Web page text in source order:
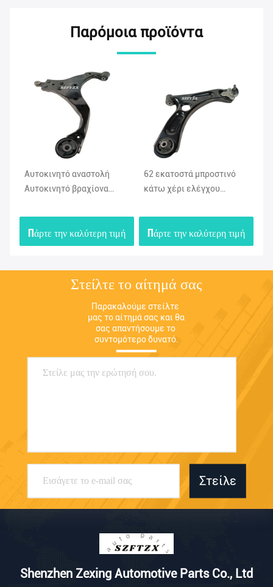
Παρόμοια προϊόντα
Αυτοκινητό αναστολή
Αυτοκινητό βραχίονα
545012E000 Για την
Hyundai του Πεκίνου
Πάρτε την καλύτερη τιμή
62 εκατοστά μπροστινό
κάτω χέρι ελέγχου
Για την Hyundai Kia 2018-
2020
Πάρτε την καλύτερη τιμή
Στείλτε το αίτημά σας
Παρακαλούμε στείλτε
μας το αίτημά σας και θα
σας απαντήσουμε το
συντομότερο δυνατό.
Στείλε
Shenzhen Zexing Automotive Parts Co., Ltd